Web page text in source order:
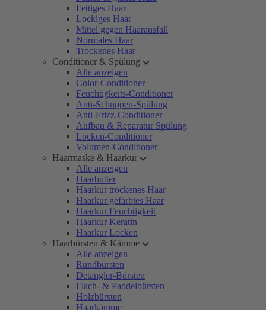
Fettiges Haar
Lockiges Haar
Mittel gegen Haarausfall
Normales Haar
Trockenes Haar
Conditioner & Spülung
Alle anzeigen
Color-Conditioner
Feuchtigkeits-Conditioner
Anti-Schuppen-Spülung
Anti-Frizz-Conditioner
Aufbau & Reparatur Spülung
Locken-Conditioner
Volumen-Conditioner
Haarmaske & Haarkur
Alle anzeigen
Haarbutter
Haarkur trockenes Haar
Haarkur gefärbtes Haar
Haarkur Feuchtigkeit
Haarkur Keratin
Haarkur Locken
Haarbürsten & Kämme
Alle anzeigen
Rundbürsten
Detangler-Bürsten
Flach- & Paddelbürsten
Holzbürsten
Haarkämme